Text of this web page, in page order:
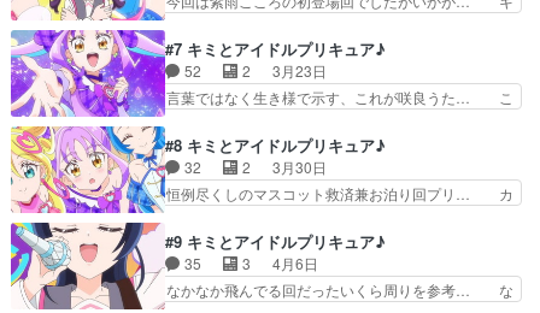
動画1000万回再生凄いなもうこ… タナカーン実
ネージャーがつく時代だが、… タナカーンさん、
プリキュアがピンチのとき… マネージャーの田中
さん登場ですね。おもし…
るなながクソ可愛いんだが。自作アクス… 次回予
告でネタバレしすぎ！と笑わせてもら… キラキラ
を失った人を助けるのがアイドルプ… キュアハッ
ピーぶりに推しプリキュア決まる… 後輩属性なの
してます!?(制作:東映ア… やはりコミカルかつシ
リアスのさじ加減が絶… キュアアイドル＆キュア
ウインク研究会会長…
#7 キミとアイドルプリキュア♪
52 2
3月23日
言葉ではなく生き様で示す、これが咲良うた… こ
インも声もカワイイし、戦闘シーンカッ… こころ
「私…心キュンキュンしてます！！キ… 今回はキ
ュアキュンキュンのデビュー回だけ… 3人目のキ
ュアキュンキュンが仲間入り。名… 紫雨こころ
と共に好きな気持ちを仕舞い込… 今シリーズ3人
目(通算87人目)のプリキ… 初期メン全員揃ったよ
(泣) ということで…
#8 キミとアイドルプリキュア♪
32 2
3月30日
恒例尽くしのマスコット救済兼お泊り回プリ… カ
見たアニメ（4/2）・フルーツバスケ… 明日はア
ニメの感想を2つ更新します！・天… アイドルプ
リキュア大研究！」をバンダイチ… プリルンが可
愛らしい回だった。うたにキス… ほんとにがっつ
#9 キミとアイドルプリキュア♪
35 3
4月6日
なかなか飛んでる回だったいくら周りを参考… な